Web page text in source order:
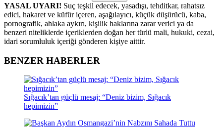
YASAL UYARI! Suç teşkil edecek, yasadışı, tehditkar, rahatsız
edici, hakaret ve küfür içeren, aşağılayıcı, küçük düşürücü, kaba,
pornografik, ahlaka aykırı, kişilik haklarına zarar verici ya da
benzeri niteliklerde içeriklerden doğan her türlü mali, hukuki, cezai,
idari sorumluluk içeriği gönderen kişiye aittir.
BENZER HABERLER
Sığacık’tan güçlü mesaj: “Deniz bizim, Sığacık
hepimizin”